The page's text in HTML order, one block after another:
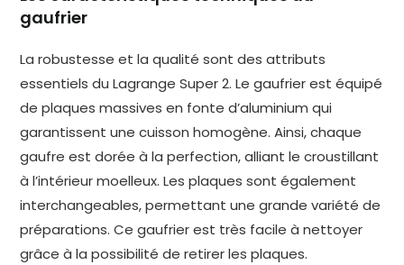
gaufrier
La robustesse et la qualité sont des attributs
essentiels du Lagrange Super 2. Le gaufrier est équipé
de plaques massives en fonte d’aluminium qui
garantissent une cuisson homogène. Ainsi, chaque
gaufre est dorée à la perfection, alliant le croustillant
à l’intérieur moelleux. Les plaques sont également
interchangeables, permettant une grande variété de
préparations. Ce gaufrier est très facile à nettoyer
grâce à la possibilité de retirer les plaques.